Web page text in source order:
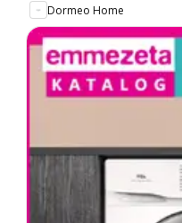
Dormeo Home